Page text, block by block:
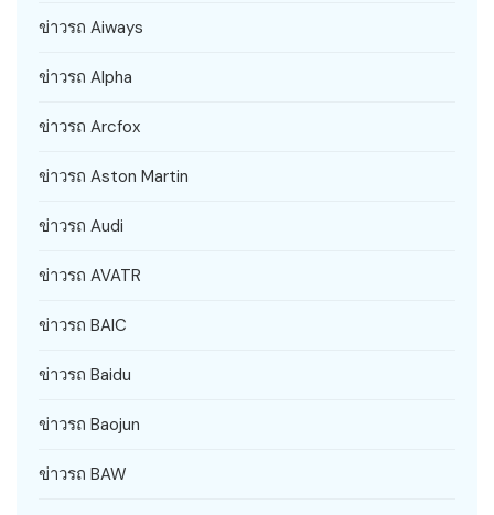
ข่าวรถ Aiways
ข่าวรถ Alpha
ข่าวรถ Arcfox
ข่าวรถ Aston Martin
ข่าวรถ Audi
ข่าวรถ AVATR
ข่าวรถ BAIC
ข่าวรถ Baidu
ข่าวรถ Baojun
ข่าวรถ BAW